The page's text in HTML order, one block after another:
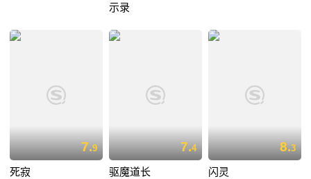
示录
7.9
死寂
7.4
驱魔道长
8.3
闪灵